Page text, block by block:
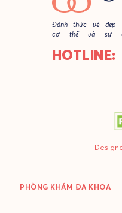
Đánh thức vẻ đẹp
cơ thể và sự
PHÒNG KHÁM ĐA KHOA